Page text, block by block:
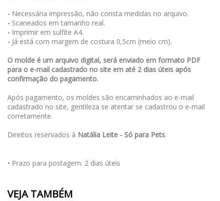
- Necessária impressão, não consta medidas no arquivo.
- Scaneados em tamanho real.
- Imprimir em sulfite A4.
- Já está com margem de costura 0,5cm (meio cm).
O molde é um arquivo digital, será enviado em formato PDF
para o e-mail cadastrado no site em até 2 dias úteis após
confirmação do pagamento.
Após pagamento, os moldes são encaminhados ao e-mail
cadastrado no site, gentileza se atentar se cadastrou o e-mail
corretamente.
Direitos reservados à Natália Leite - Só para Pets.
• Prazo para postagem: 2 dias úteis
VEJA TAMBÉM